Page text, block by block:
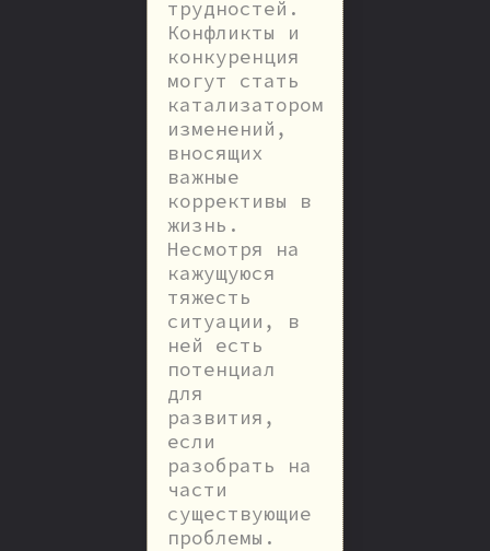
трудностей.
Конфликты и
конкуренция
могут стать
катализатором
изменений,
вносящих
важные
коррективы в
жизнь.
Несмотря на
кажущуюся
тяжесть
ситуации, в
ней есть
потенциал
для
развития,
если
разобрать на
части
существующие
проблемы.